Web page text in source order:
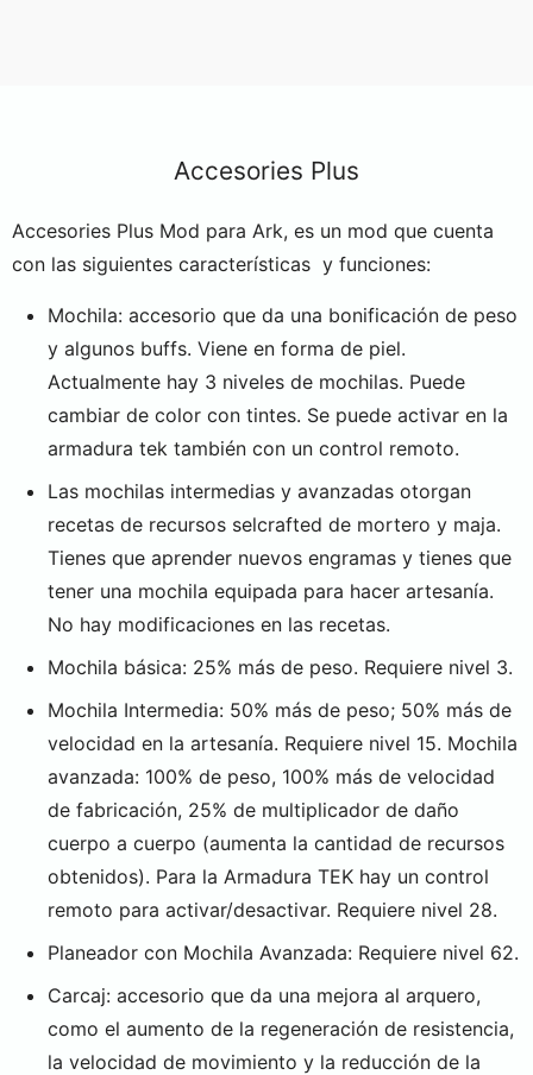
Accesories Plus
Accesories Plus Mod para Ark, es un mod que cuenta
con las siguientes características y funciones:
Mochila: accesorio que da una bonificación de peso
y algunos buffs. Viene en forma de piel.
Actualmente hay 3 niveles de mochilas. Puede
cambiar de color con tintes. Se puede activar en la
armadura tek también con un control remoto.
Las mochilas intermedias y avanzadas otorgan
recetas de recursos selcrafted de mortero y maja.
Tienes que aprender nuevos engramas y tienes que
tener una mochila equipada para hacer artesanía.
No hay modificaciones en las recetas.
Mochila básica: 25% más de peso. Requiere nivel 3.
Mochila Intermedia: 50% más de peso; 50% más de
velocidad en la artesanía. Requiere nivel 15. Mochila
avanzada: 100% de peso, 100% más de velocidad
de fabricación, 25% de multiplicador de daño
cuerpo a cuerpo (aumenta la cantidad de recursos
obtenidos). Para la Armadura TEK hay un control
remoto para activar/desactivar. Requiere nivel 28.
Planeador con Mochila Avanzada: Requiere nivel 62.
Carcaj: accesorio que da una mejora al arquero,
como el aumento de la regeneración de resistencia,
la velocidad de movimiento y la reducción de la